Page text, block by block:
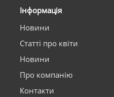
Інформація
Новини
Статті про квіти
Новини
Про компанію
Контакти